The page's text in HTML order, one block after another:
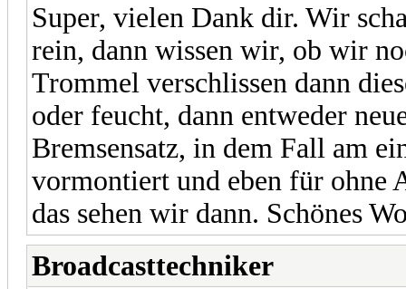
Super, vielen Dank dir. Wir
rein, dann wissen wir, ob wir
Trommel verschlissen dann
oder feucht, dann entweder
Bremsensatz, in dem Fall am
vormontiert und eben für
das sehen wir dann. Schönes
Broadcasttechniker